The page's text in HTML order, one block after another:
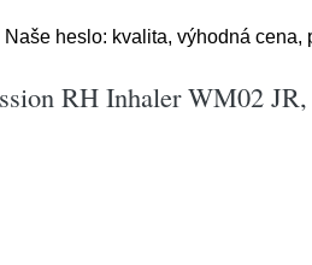
heslo: kvalita, výhodná cena,
RH Inhaler WM02